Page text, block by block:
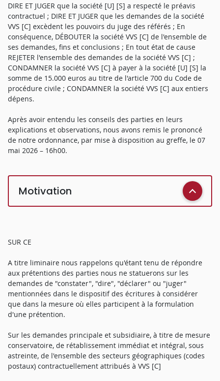
DIRE ET JUGER que la société [U] [S] a respecté le préavis
contractuel ; DIRE ET JUGER que les demandes de la société
VVS [C] excèdent les pouvoirs du juge des référés ; En
conséquence, DÉBOUTER la société VVS [C] de l'ensemble de
ses demandes, fins et conclusions ; En tout état de cause
REJETER l'ensemble des demandes de la société VVS [C] ;
CONDAMNER la société VVS [C] à payer à la société [U] [S] la
somme de 15.000 euros au titre de l'article 700 du Code de
procédure civile ; CONDAMNER la société VVS [C] aux entiers
dépens.
Après avoir entendu les conseils des parties en leurs
explications et observations, nous avons remis le prononcé
de notre ordonnance, par mise à disposition au greffe, le 07
mai 2026 – 16h00.
Motivation
SUR CE
A titre liminaire nous rappelons qu'étant tenu de répondre
aux prétentions des parties nous ne statuerons sur les
demandes de "constater", "dire", "déclarer" ou "juger"
mentionnées dans le dispositif des écritures à considérer
que dans la mesure où elles participent à la formulation
d'une prétention.
Sur les demandes principale et subsidiaire, à titre de mesure
conservatoire, de rétablissement immédiat et intégral, sous
astreinte, de l'ensemble des secteurs géographiques (codes
postaux) contractuellement attribués à VVS [C]